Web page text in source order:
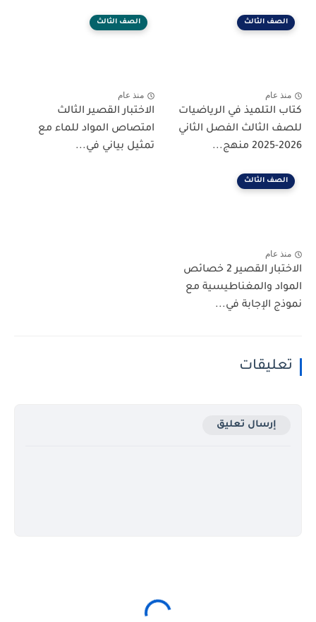
الصف الثالث
منذ عام
كتاب التلميذ في الرياضيات
للصف الثالث الفصل الثاني
2026-2025 منهج...
الصف الثالث
منذ عام
الاختبار القصير الثالث
امتصاص المواد للماء مع
تمثيل بياني في...
الصف الثالث
منذ عام
الاختبار القصير 2 خصائص
المواد والمغناطيسية مع
نموذج الإجابة في...
تعليقات
إرسال تعليق